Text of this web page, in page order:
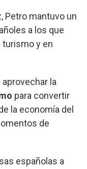
Petro mantuvo un
a los que
turismo y en
la
para convertir
la economía del
de
españolas a